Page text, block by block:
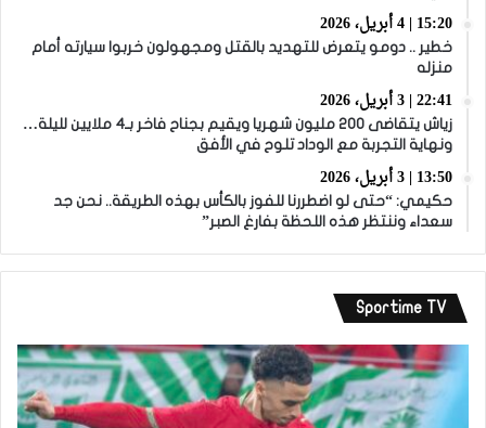
15:20 | 4 أبريل، 2026
خطير .. دومو يتعرض للتهديد بالقتل ومجهولون خربوا سيارته أمام
منزله
22:41 | 3 أبريل، 2026
زياش يتقاضى 200 مليون شهريا ويقيم بجناح فاخر بـ4 ملايين لليلة…
ونهاية التجربة مع الوداد تلوح في الأفق
13:50 | 3 أبريل، 2026
حكيمي: “حتى لو اضطررنا للفوز بالكأس بهذه الطريقة.. نحن جد
سعداء وننتظر هذه اللحظة بفارغ الصبر”
Sportime TV